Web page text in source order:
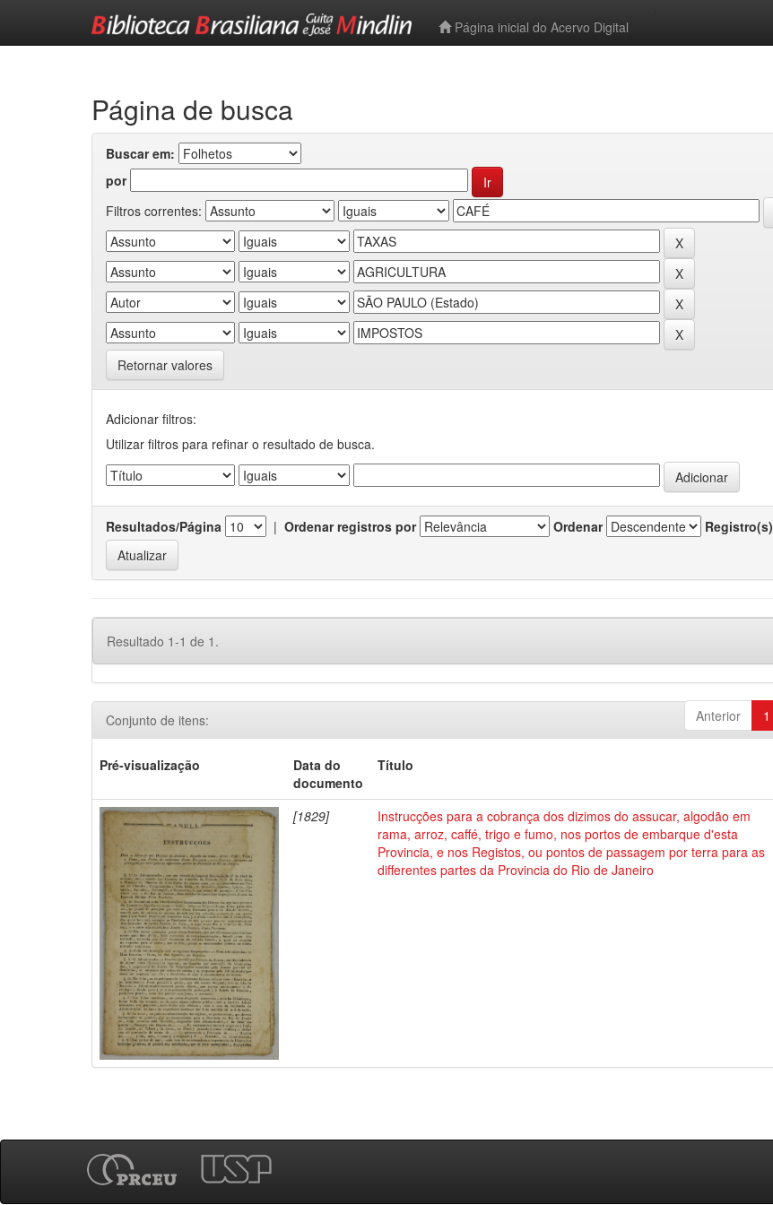
Página inicial do Acervo Digital
Página de busca
Buscar em:
por
Filtros correntes:
Retornar valores
Adicionar filtros:
Utilizar filtros para refinar o resultado de busca.
Resultados/Página | Ordenar registros por Ordenar Registro(s)
Resultado 1-1 de 1.
Anterior 1
Conjunto de itens:
Pré-visualização
Data do
documento
Título
[1829]
Instrucções para a cobrança dos dizimos do assucar, algodão em
rama, arroz, caffé, trigo e fumo, nos portos de embarque d'esta
Provincia, e nos Registos, ou pontos de passagem por terra para as
differentes partes da Provincia do Rio de Janeiro